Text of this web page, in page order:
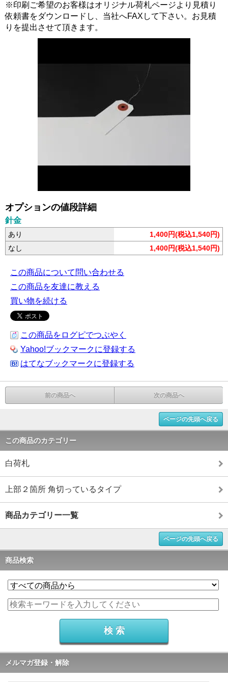
※印刷ご希望のお客様はオリジナル荷札ページより見積り
依頼書をダウンロードし、当社へFAXして下さい。お見積
りを提出させて頂きます。
オプションの値段詳細
針金
あり
1,400円(税込1,540円)
なし
1,400円(税込1,540円)
この商品について問い合わせる
この商品を友達に教える
買い物を続ける
この商品をログピでつぶやく
Yahoo!ブックマークに登録する
はてなブックマークに登録する
前の商品へ 次の商品へ
ページの先頭へ戻る
この商品のカテゴリー
白荷札
上部２箇所 角切っているタイプ
商品カテゴリー一覧
ページの先頭へ戻る
商品検索
メルマガ登録・解除